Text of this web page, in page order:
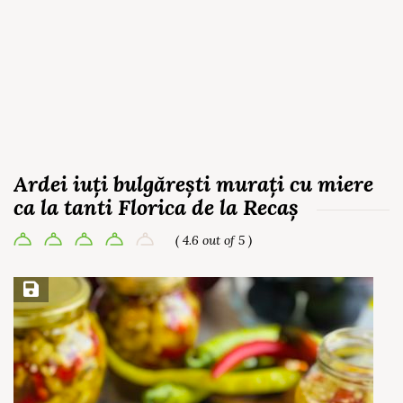
Ardei iuți bulgărești murați cu miere
ca la tanti Florica de la Recaș
( 4.6 out of 5 )
Save Recipe